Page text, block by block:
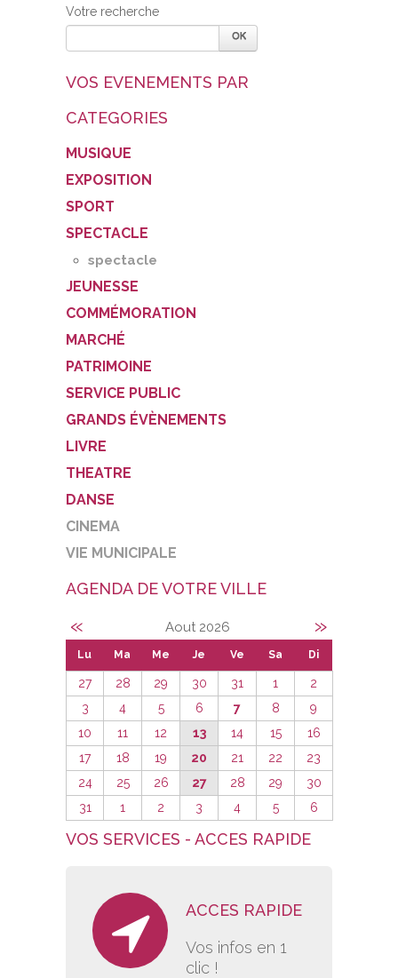
Votre recherche
VOS EVENEMENTS PAR
CATEGORIES
MUSIQUE
EXPOSITION
SPORT
SPECTACLE
spectacle
JEUNESSE
COMMÉMORATION
MARCHÉ
PATRIMOINE
SERVICE PUBLIC
GRANDS ÉVÈNEMENTS
LIVRE
THEATRE
DANSE
CINEMA
VIE MUNICIPALE
AGENDA DE VOTRE VILLE
« Aout 2026 »
Lu Ma Me Je Ve Sa Di
27 28 29 30 31 1
2
3
4 5 6 7 8
9
10
11 12 13 14 15
16
17
18 19 20 21 22
23
24
25 26 27 28 29
30
31
1 2 3 4 5 6
VOS SERVICES - ACCES RAPIDE
ACCES RAPIDE
Vos infos en 1
clic !